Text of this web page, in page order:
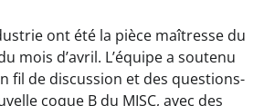
ont été la pièce maîtresse du
mois d’avril. L’équipe a soutenu
fil de discussion et des questions-
coque B du MISC, avec des